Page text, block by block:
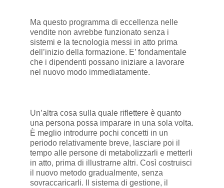
Ma questo programma di eccellenza nelle
vendite non avrebbe funzionato senza i
sistemi e la tecnologia messi in atto prima
dell’inizio della formazione. E’ fondamentale
che i dipendenti possano iniziare a lavorare
nel nuovo modo immediatamente.
Un’altra cosa sulla quale riflettere è quanto
una persona possa imparare in una sola volta.
È meglio introdurre pochi concetti in un
periodo relativamente breve, lasciare poi il
tempo alle persone di metabolizzarli e metterli
in atto, prima di illustrarne altri. Così costruisci
il nuovo metodo gradualmente, senza
sovraccaricarli. Il sistema di gestione, il